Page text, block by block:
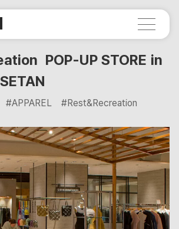
POP-UP STORE in
#APPAREL #Rest&Recreation